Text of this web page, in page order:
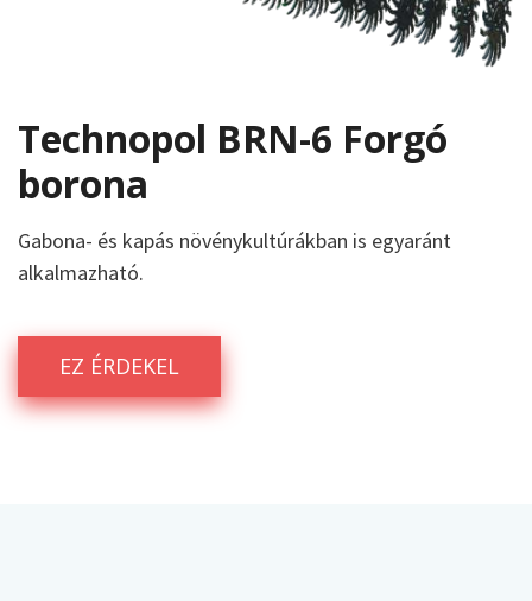
Technopol BRN-6 Forgó
borona
Gabona- és kapás növénykultúrákban is egyaránt
alkalmazható.
EZ ÉRDEKEL